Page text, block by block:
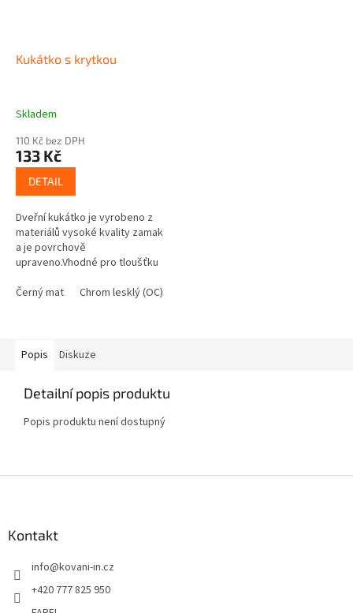
Kukátko s krytkou
Skladem
110 Kč bez DPH
133 Kč
DETAIL
Dveřní kukátko je vyrobeno z
materiálů vysoké kvality zamak
a je povrchově
upraveno.Vhodné pro tloušťku
mm.Kukátko neobsahuje podložku
Černý mat Chrom lesklý (OC)
Popis Diskuze
Detailní popis produktu
Popis produktu není dostupný
Kontakt
info@kovani-in.cz
+420 777 825 950